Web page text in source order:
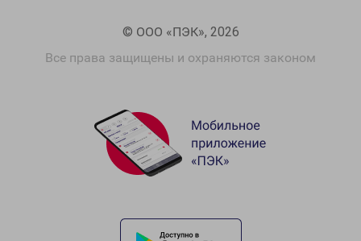
© ООО «ПЭК», 2026
Все права защищены и охраняются законом